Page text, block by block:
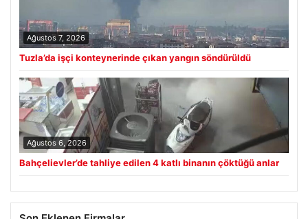
Ağustos 7, 2026
Tuzla’da işçi konteynerinde çıkan yangın söndürüldü
Ağustos 6, 2026
Bahçelievler’de tahliye edilen 4 katlı binanın çöktüğü anlar